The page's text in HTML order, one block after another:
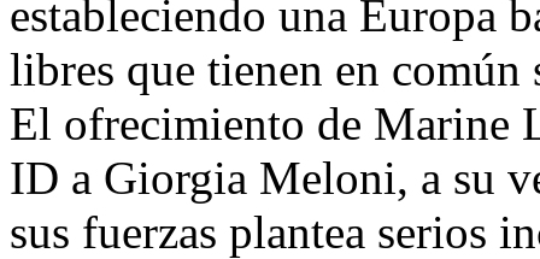
estableciendo una Europa
libres que tienen en común
El ofrecimiento de Marine
ID a Giorgia Meloni, a su
sus fuerzas plantea serios